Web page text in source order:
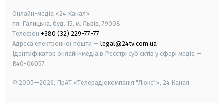
Онлайн-медіа «24 Канал»
пл. Галицька, буд. 15, м. Львів, 79008
Телефон +380 (32) 229-77-77
Адреса електронної пошти — legal@24tv.com.ua
Ідентифікатор онлайн-медіа в Реєстрі суб'єктів у сфері медіа —
R40-06057
© 2005—2026, ПрАТ «Телерадіокомпанія "Люкс"», 24 Канал.